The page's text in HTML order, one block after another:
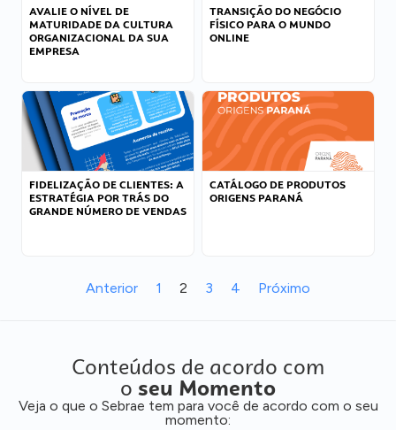
AVALIE O NÍVEL DE
MATURIDADE DA CULTURA
ORGANIZACIONAL DA SUA
EMPRESA
TRANSIÇÃO DO NEGÓCIO
FÍSICO PARA O MUNDO
ONLINE
FIDELIZAÇÃO DE CLIENTES: A
ESTRATÉGIA POR TRÁS DO
GRANDE NÚMERO DE VENDAS
CATÁLOGO DE PRODUTOS
ORIGENS PARANÁ
Anterior 1 2 3 4 Próximo
Conteúdos de acordo com
o seu Momento
Veja o que o Sebrae tem para você de acordo com o seu
momento: